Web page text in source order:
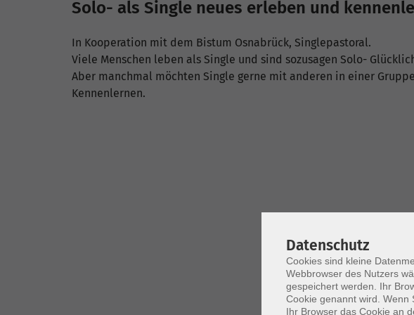
Solo- als Single neues erleben und
In Kooperation mit dem Bistum Osnabrück, Singlepastoral.
Viele Menschen leben als Single und sind sozusagen Solo-
Aber manchmal möchten Single gerne mit anderen in einer
Kennenlernen.
Datenschutz
Cookies sind kleine
Webbrowser des Nutzers
gespeichert werden. Ihr
Cookie genannt wird. Wenn
Ihr Browser das Cookie an